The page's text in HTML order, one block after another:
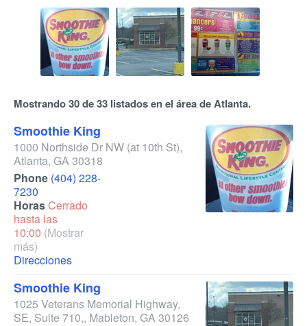
Mostrando 30 de 33 listados en el área de Atlanta.
Smoothie King
1000 Northside Dr NW (at 10th St),
Atlanta, GA30318
Phone (404) 228-
7230
HorasCerrado
hasta las
10:00 (Mostrar
más)
Direcciones
Smoothie King
1025 Veterans Memorial Highway,
SE, Suite 710,, Mableton, GA30126